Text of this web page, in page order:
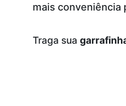
mais conveniência
Traga sua